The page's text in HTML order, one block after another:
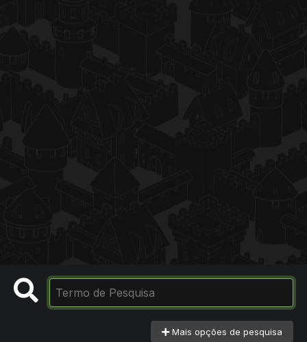
Mais opções de pesquisa